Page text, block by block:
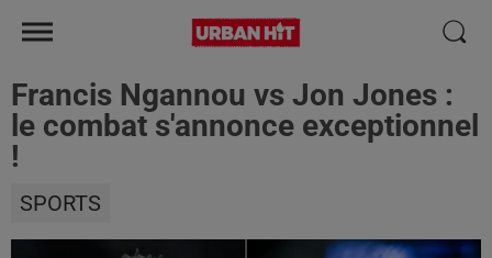
Francis Ngannou vs Jon Jones :
le combat s'annonce exceptionnel
!
SPORTS